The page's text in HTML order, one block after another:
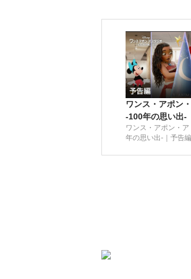
ワンス・アポン
-100年の思い出-
ワンス・アポン・
年の思い出-｜予告
周年をお祝いする